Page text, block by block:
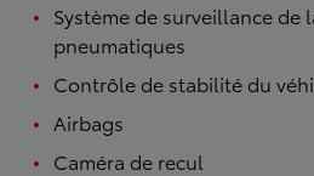
Système de surveillance de
pneumatiques
Contrôle de stabilité du
Airbags
Caméra de recul